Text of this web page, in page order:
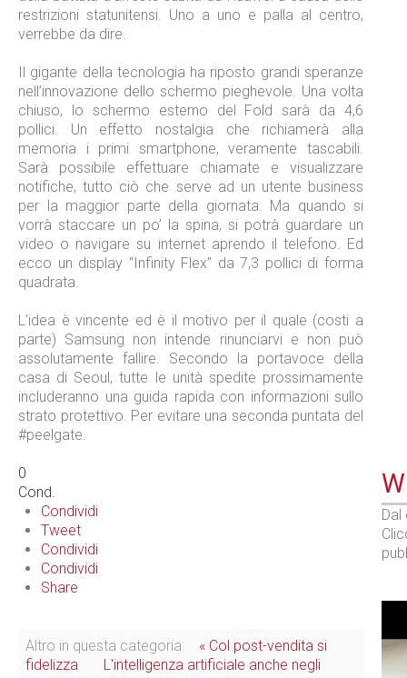
restrizioni statunitensi. Uno a uno e palla al centro,
verrebbe da dire.
Il gigante della tecnologia ha riposto grandi speranze
nell’innovazione dello schermo pieghevole. Una volta
chiuso, lo schermo esterno del Fold sarà da 4,6
pollici. Un effetto nostalgia che richiamerà alla
memoria i primi smartphone, veramente tascabili.
Sarà possibile effettuare chiamate e visualizzare
notifiche, tutto ciò che serve ad un utente business
per la maggior parte della giornata. Ma quando si
vorrà staccare un po’ la spina, si potrà guardare un
video o navigare su internet aprendo il telefono. Ed
ecco un display “Infinity Flex” da 7,3 pollici di forma
quadrata.
L’idea è vincente ed è il motivo per il quale (costi a
parte) Samsung non intende rinunciarvi e non può
assolutamente fallire. Secondo la portavoce della
casa di Seoul, tutte le unità spedite prossimamente
includeranno una guida rapida con informazioni sullo
strato protettivo. Per evitare una seconda puntata del
#peelgate.
0
Cond.
Condividi
Tweet
Condividi
Condividi
Share
Altro in questa categoria:
« Col post-vendita si
fidelizza
L'intelligenza artificiale anche negli